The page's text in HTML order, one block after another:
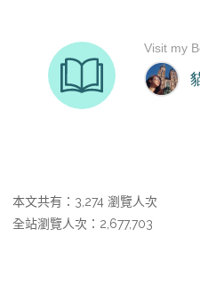
本文共有：3,274 瀏覽人次
全站瀏覽人次：2,677,703